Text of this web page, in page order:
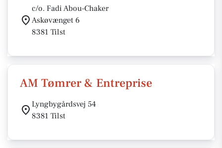
c/o. Fadi Abou-Chaker
Askøvænget 6
8381 Tilst
AM Tømrer & Entreprise
Lyngbygårdsvej 54
8381 Tilst